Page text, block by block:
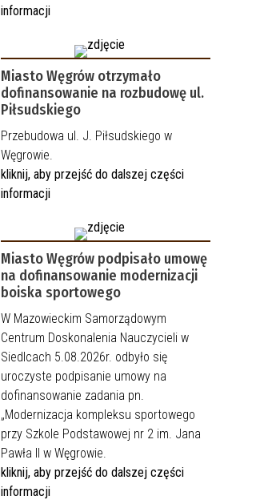
informacji
Miasto Węgrów otrzymało
dofinansowanie na rozbudowę ul.
Piłsudskiego
Przebudowa ul. J. Piłsudskiego w
Węgrowie.
kliknij, aby przejść do dalszej części
informacji
Miasto Węgrów podpisało umowę
na dofinansowanie modernizacji
boiska sportowego
W Mazowieckim Samorządowym
Centrum Doskonalenia Nauczycieli w
Siedlcach 5.08.2026r. odbyło się
uroczyste podpisanie umowy na
dofinansowanie zadania pn.
„Modernizacja kompleksu sportowego
przy Szkole Podstawowej nr 2 im. Jana
Pawła II w Węgrowie.
kliknij, aby przejść do dalszej części
informacji